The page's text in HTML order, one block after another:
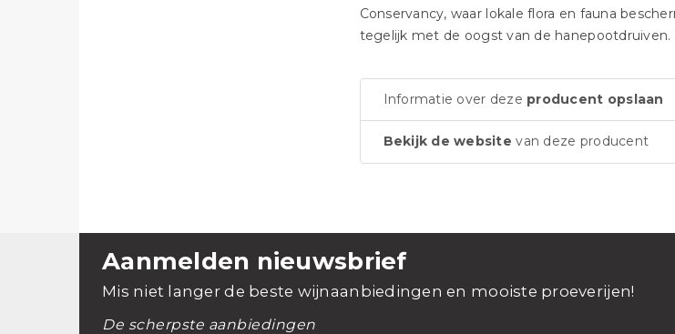
Conservancy, waar lokale flora en fauna
tegelijk met de oogst van de
Informatie over deze producent opslaan
Bekijk de website van deze producent
Aanmelden nieuwsbrief
Mis niet langer de beste wijnaanbiedingen en mooiste proeverijen!
De scherpste aanbiedingen